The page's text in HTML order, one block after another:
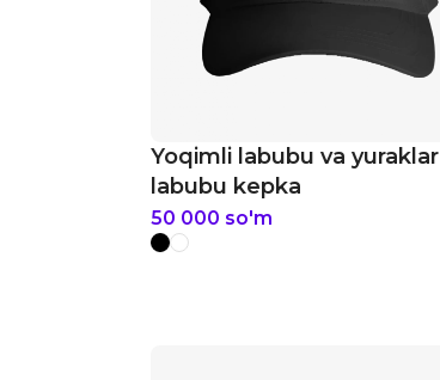
Yoqimli labubu va yuraklar
labubu kepka
50 000 so'm